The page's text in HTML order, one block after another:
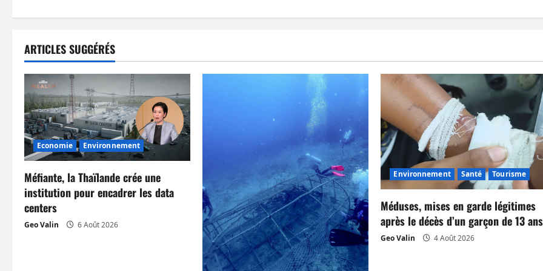
v
g
a
t
i
o
n
d
ARTICLES SUGGÉRÉS
Economie Environnement
Méfiante, la Thaïlande crée une
institution pour encadrer les data
centers
Geo Valin 6 Août 2026
Environnement Santé Tourisme
Méduses, mises en garde légitimes
après le décès d’un garçon de 13 ans
Geo Valin 4 Août 2026